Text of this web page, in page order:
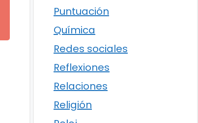
Puntuación
Química
Redes sociales
Reflexiones
Relaciones
Religión